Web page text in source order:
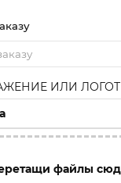
ИЛИ
файлы